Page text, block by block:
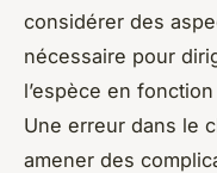
considérer des
nécessaire pour
l’espèce en
Une erreur dans le
amener des